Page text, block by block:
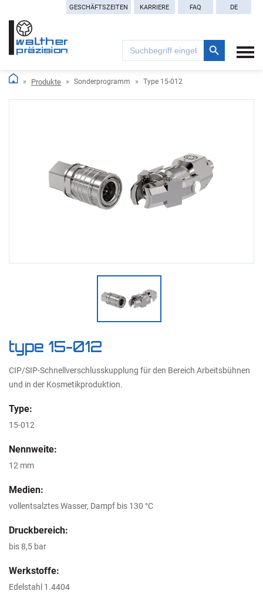
GESCHÄFTSZEITEN KARRIERE FAQ DE
Search
for:
Search Button
Produkte Sonderprogramm Type 15-012
type 15-012
CIP/SIP-Schnellverschlusskupplung für den Bereich Arbeitsbühnen
und in der Kosmetikproduktion.
Type:
15-012
Nennweite:
12 mm
Medien:
vollentsalztes Wasser, Dampf bis 130 °C
Druckbereich:
bis 8,5 bar
Werkstoffe:
Edelstahl 1.4404